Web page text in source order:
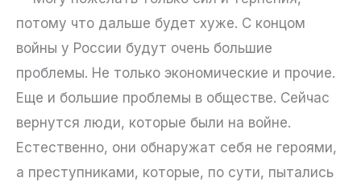
потому что дальше будет хуже. С концом
войны у России будут очень большие
проблемы. Не только экономические и прочие.
Еще и большие проблемы в обществе. Сейчас
вернутся люди, которые были на войне.
Естественно, они обнаружат себя не героями,
а преступниками, которые, по сути, пытались